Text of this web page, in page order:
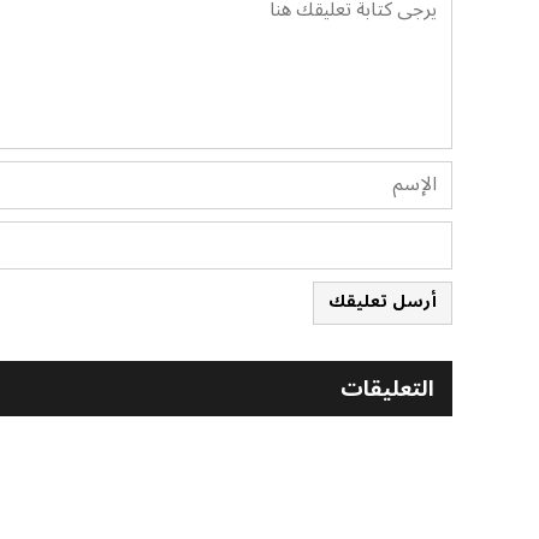
أرسل تعليقك
التعليقات